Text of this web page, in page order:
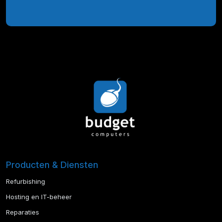
Producten & Diensten
Refurbishing
Hosting en IT-beheer
Reparaties